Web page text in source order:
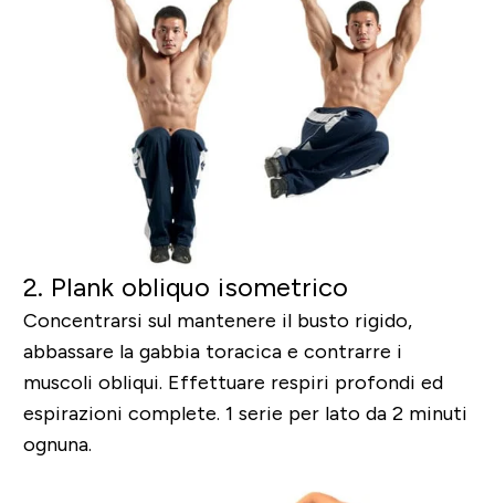
2. Plank obliquo isometrico
Concentrarsi sul mantenere il busto rigido,
abbassare la gabbia toracica e contrarre i
muscoli obliqui. Effettuare respiri profondi ed
espirazioni complete. 1 serie per lato da 2 minuti
ognuna.